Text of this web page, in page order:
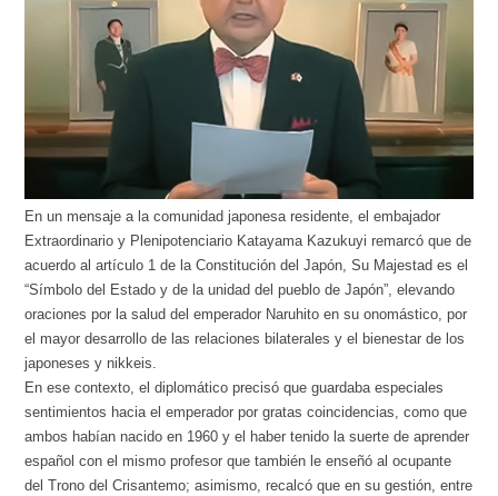
En un mensaje a la comunidad japonesa residente, el embajador
Extraordinario y Plenipotenciario Katayama Kazukuyi remarcó que de
acuerdo al artículo 1 de la Constitución del Japón, Su Majestad es el
“Símbolo del Estado y de la unidad del pueblo de Japón”, elevando
oraciones por la salud del emperador Naruhito en su onomástico, por
el mayor desarrollo de las relaciones bilaterales y el bienestar de los
japoneses y nikkeis.
En ese contexto, el diplomático precisó que guardaba especiales
sentimientos hacia el emperador por gratas coincidencias, como que
ambos habían nacido en 1960 y el haber tenido la suerte de aprender
español con el mismo profesor que también le enseñó al ocupante
del Trono del Crisantemo; asimismo, recalcó que en su gestión, entre